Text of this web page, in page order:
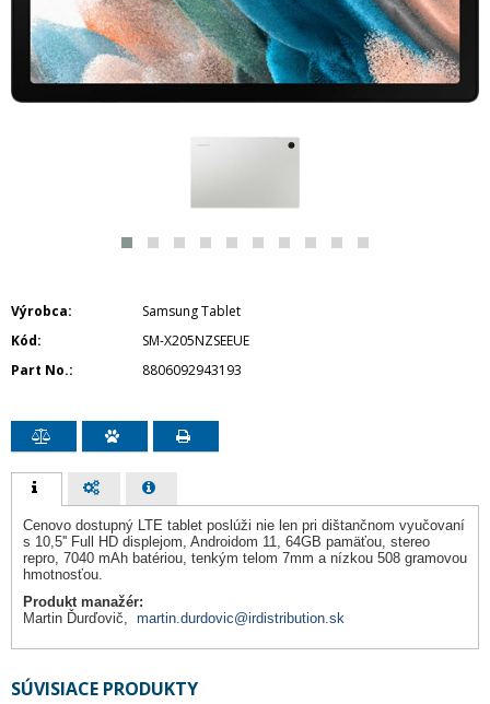
Výrobca
Samsung Tablet
Kód
SM-X205NZSEEUE
Part No.
8806092943193
Cenovo dostupný LTE tablet poslúži nie len pri dištančnom vyučovaní
s 10,5'' Full HD displejom, Androidom 11, 64GB pamäťou, stereo
repro, 7040 mAh batériou, tenkým telom 7mm a nízkou 508 gramovou
hmotnosťou.
Produkt manažér:
Martin Ďurďovič, martin.durdovic@irdistribution.sk
SÚVISIACE PRODUKTY